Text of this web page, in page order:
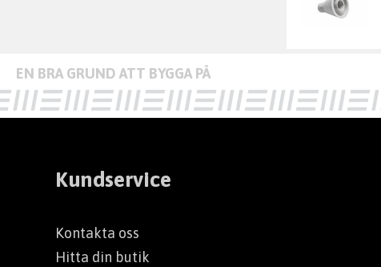
Kundservice
Kontakta oss
Hitta din butik